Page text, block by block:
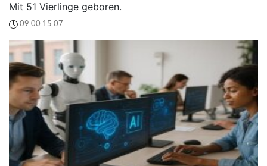
Mit 51 Vierlinge geboren.
09:00 15.07